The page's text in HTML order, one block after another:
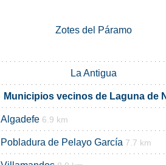
Zotes del Páramo
La Antigua
Municipios vecinos de Laguna de
Algadefe 6.9 km
Pobladura de Pelayo García 7.7 km